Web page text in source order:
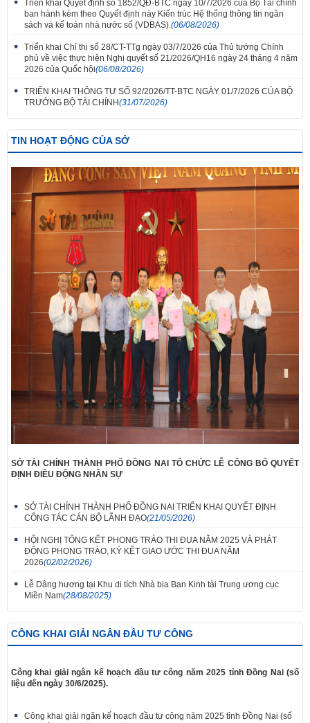
Triển khai Quyết định số 1852/QĐ-BTC ngày 10/7/2026 của Bộ Tài chính
ban hành kèm theo Quyết định này Kiến trúc Hệ thống thông tin ngân
sách và kế toán nhà nước số (VDBAS). (06/08/2026)
Triển khai Chỉ thị số 28/CT-TTg ngày 03/7/2026 của Thủ tướng Chính
phủ về việc thực hiện Nghị quyết số 21/2026/QH16 ngày 24 tháng 4 năm
2026 của Quốc hội(06/08/2026)
TRIỂN KHAI THÔNG TƯ SỐ 92/2026/TT-BTC NGÀY 01/7/2026 CỦA BỘ
TRƯỞNG BỘ TÀI CHÍNH(31/07/2026)
TIN HOẠT ĐỘNG CỦA SỞ
SỞ TÀI CHÍNH THÀNH PHỐ ĐỒNG NAI TỔ CHỨC LỄ CÔNG BỐ QUYẾT
ĐỊNH ĐIỀU ĐỘNG NHÂN SỰ
SỞ TÀI CHÍNH THÀNH PHỐ ĐỒNG NAI TRIỂN KHAI QUYẾT ĐỊNH
CÔNG TÁC CÁN BỘ LÃNH ĐẠO(21/05/2026)
HỘI NGHỊ TỔNG KẾT PHONG TRÀO THI ĐUA NĂM 2025 VÀ PHÁT
ĐỘNG PHONG TRÀO, KÝ KẾT GIAO ƯỚC THI ĐUA NĂM
2026(02/02/2026)
Lễ Dâng hương tại Khu di tích Nhà bia Ban Kinh tài Trung ương cục
Miền Nam(28/08/2025)
CÔNG KHAI GIẢI NGÂN ĐẦU TƯ CÔNG
Công khai giải ngân kế hoạch đầu tư công năm 2025 tỉnh Đồng Nai (số
liệu đến ngày 30/6/2025).
Công khai giải ngân kế hoạch đầu tư công năm 2025 tỉnh Đồng Nai (số